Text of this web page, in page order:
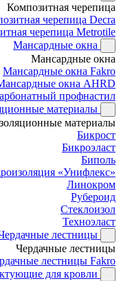
Композитная черепица
черепица Decra
черепица Metrotile
Мансардные окна
Мансардные окна
Мансардные окна Fakro
окна AHRD
профнастил
материалы
материалы
Бикрост
Бикроэласт
Биполь
«Унифлекс»
Линокром
Рубероид
Стеклоизол
Техноэласт
лестницы
Чердачные лестницы
лестницы Fakro
для кровли